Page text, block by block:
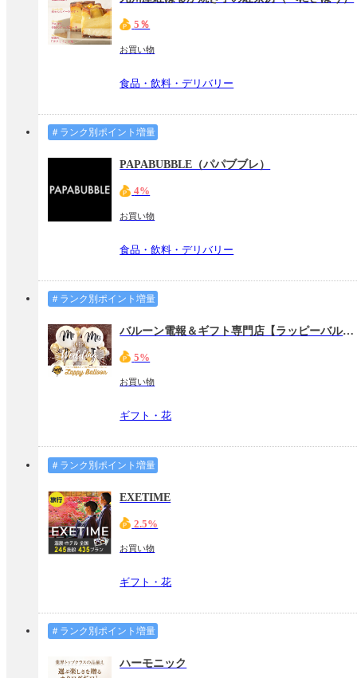
5％
お買い物
食品・飲料・デリバリー
＃ランク別ポイント増量
PAPABUBBLE（パパブブレ）
4%
お買い物
食品・飲料・デリバリー
＃ランク別ポイント増量
バルーン電報＆ギフト専門店【ラッピーバルーン】
5%
お買い物
ギフト・花
＃ランク別ポイント増量
EXETIME
2.5%
お買い物
ギフト・花
＃ランク別ポイント増量
ハーモニック